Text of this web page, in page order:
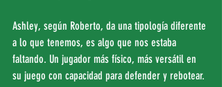
Ashley, según Roberto, da una tipología diferente
a lo que tenemos, es algo que nos estaba
faltando. Un jugador más físico, más versátil en
su juego con capacidad para defender y rebotear.